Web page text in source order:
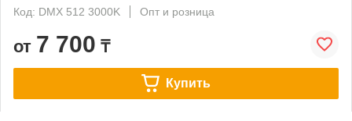
Код: DMX 512 3000K
Опт и розница
от 7 700 ₸
Купить